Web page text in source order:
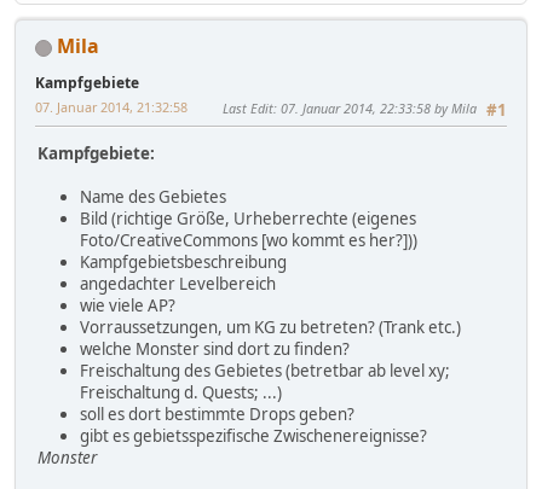
Mila
Kampfgebiete
#1
07. Januar 2014, 21:32:58 Last Edit: 07. Januar 2014, 22:33:58 by Mila
Kampfgebiete:
Name des Gebietes
Bild (richtige Größe, Urheberrechte (eigenes
Foto/CreativeCommons [wo kommt es her?]))
Kampfgebietsbeschreibung
angedachter Levelbereich
wie viele AP?
Vorraussetzungen, um KG zu betreten? (Trank etc.)
welche Monster sind dort zu finden?
Freischaltung des Gebietes (betretbar ab level xy;
Freischaltung d. Quests; ...)
soll es dort bestimmte Drops geben?
gibt es gebietsspezifische Zwischenereignisse?
Monster